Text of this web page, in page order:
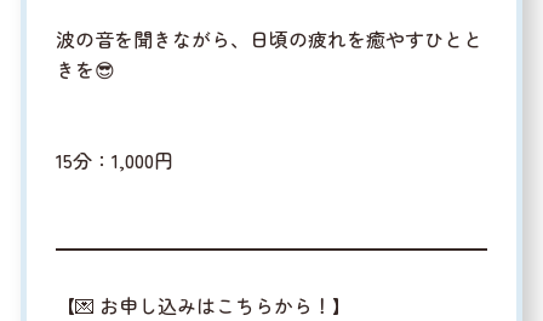
波の音を聞きながら、日頃の疲れを癒やすひとと
きを😎
15分：1,000円
【💌 お申し込みはこちらから！】